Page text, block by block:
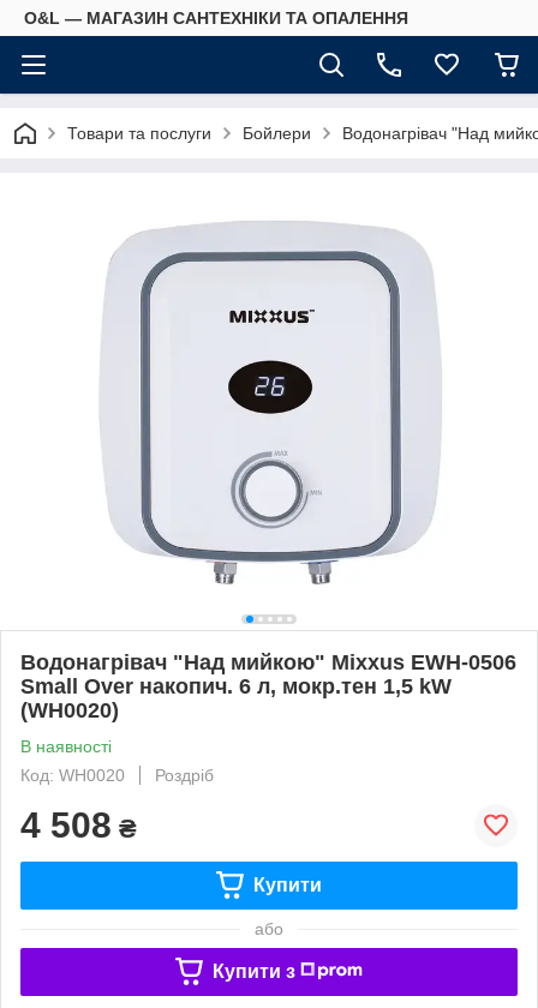
O&L — МАГАЗИН САНТЕХНІКИ ТА ОПАЛЕННЯ
Товари та послуги Бойлери Водонагрівач "Над
Водонагрівач "Над мийкою" Mixxus EWH-0506
Small Over накопич. 6 л, мокр.тен 1,5 kW
(WH0020)
В наявності
Код: WH0020
Роздріб
4 508 ₴
Купити
або
Купити з